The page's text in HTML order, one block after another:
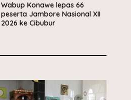
Wabup Konawe lepas 66
peserta Jambore Nasional XII
2026 ke Cibubur